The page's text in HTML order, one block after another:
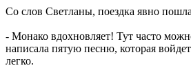
Со слов Светланы, поездка явно
- Монако вдохновляет! Тут часто
написала пятую песню, которая
легко.